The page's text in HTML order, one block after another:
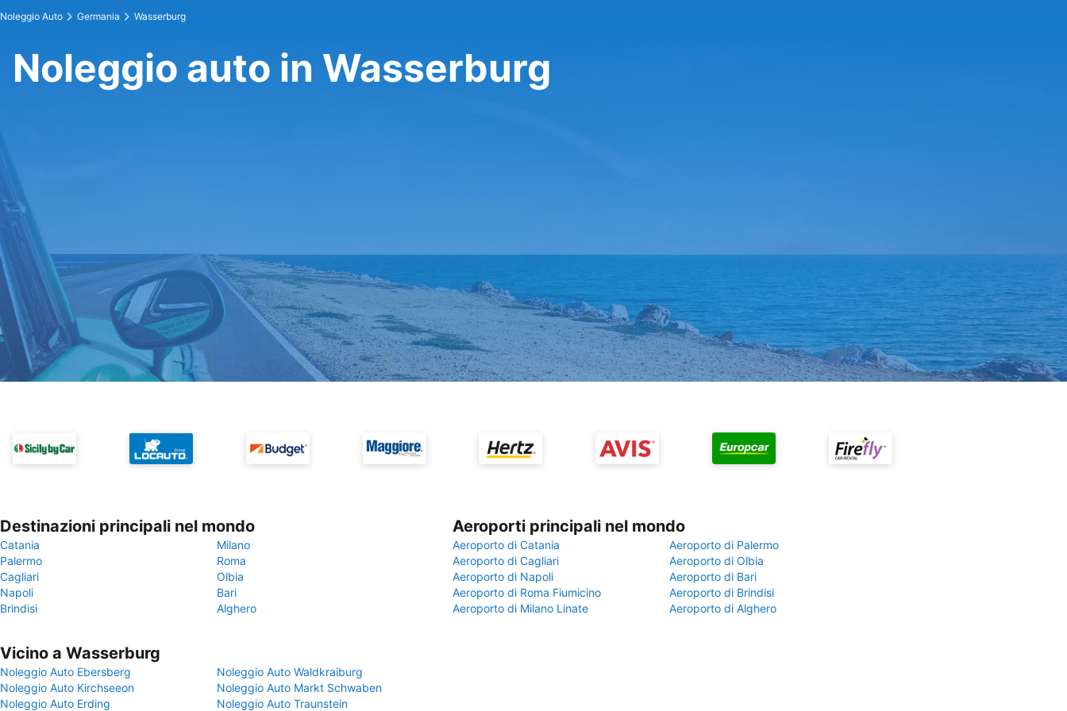
Noleggio Auto Germania Wasserburg
Noleggio auto in Wasserburg
Destinazioni principali nel mondo
Catania
Milano
Palermo
Roma
Cagliari
Olbia
Napoli
Bari
Brindisi
Alghero
Aeroporti principali nel mondo
Aeroporto di Catania
Aeroporto di Palermo
Aeroporto di Cagliari
Aeroporto di Olbia
Aeroporto di Napoli
Aeroporto di Bari
Aeroporto di Roma Fiumicino
Aeroporto di Brindisi
Aeroporto di Milano Linate
Aeroporto di Alghero
Vicino a Wasserburg
Noleggio Auto Ebersberg
Noleggio Auto Waldkraiburg
Noleggio Auto Kirchseeon
Noleggio Auto Markt Schwaben
Noleggio Auto Erding
Noleggio Auto Traunstein